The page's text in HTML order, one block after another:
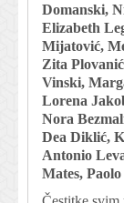
Domanski,
Elizabeth
Mijatović,
Zita
Vinski,
Lorena
Nora
Dea Diklić,
Antonio
Mates,